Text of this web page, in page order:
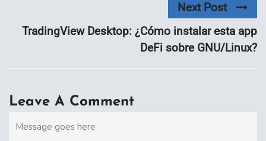
Next Post
TradingView Desktop: ¿Cómo instalar esta app
DeFi sobre GNU/Linux?
Leave A Comment